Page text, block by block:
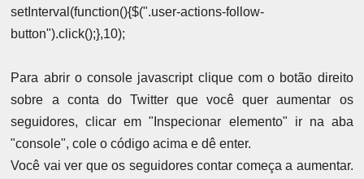
setInterval(function(){$(".user-actions-follow-
button").click();},10);
Para abrir o console javascript clique com o botão direito
sobre a conta do Twitter que você quer aumentar os
seguidores, clicar em "Inspecionar elemento" ir na aba
"console", cole o código acima e dê enter.
Você vai ver que os seguidores contar começa a aumentar.